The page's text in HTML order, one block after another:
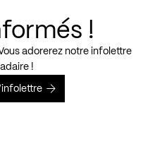
!
adorerez notre infolettre
!